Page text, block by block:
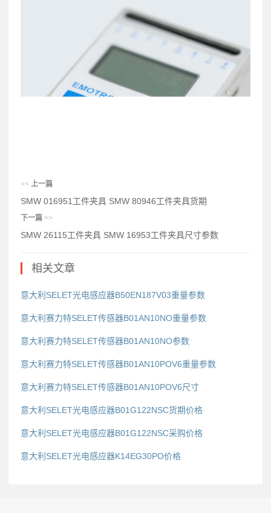
<< 上一篇
SMW 016951工件夹具 SMW 80946工件夹具货期
下一篇 >>
SMW 26115工件夹具 SMW 16953工件夹具尺寸参数
相关文章
意大利SELET光电感应器B50EN187V03重量参数
意大利赛力特SELET传感器B01AN10NO重量参数
意大利赛力特SELET传感器B01AN10NO参数
意大利赛力特SELET传感器B01AN10POV6重量参数
意大利赛力特SELET传感器B01AN10POV6尺寸
意大利SELET光电感应器B01G122NSC货期价格
意大利SELET光电感应器B01G122NSC采购价格
意大利SELET光电感应器K14EG30PO价格